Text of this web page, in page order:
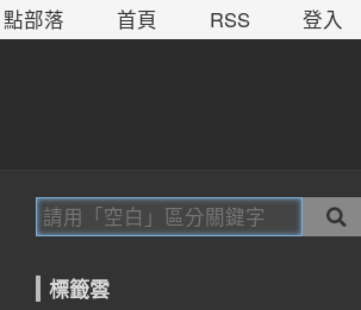
點部落 首頁 RSS 登入
標籤雲